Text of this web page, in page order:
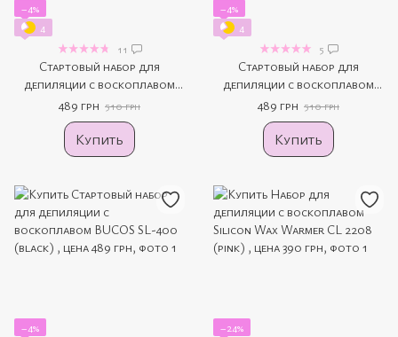
−4%
4
11
Стартовый набор для
депиляции с воскоплавом
BUCOS SL-400 (pink)
489 грн 510 грн
Купить
−4%
4
5
Стартовый набор для
депиляции с воскоплавом
BUCOS SL-400 (violet)
489 грн 510 грн
Купить
−4%
−24%